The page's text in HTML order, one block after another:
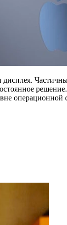
операционной